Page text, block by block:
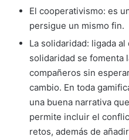
El cooperativismo: es
persigue un mismo fin.
La solidaridad: ligada
solidaridad se fomenta
compañeros sin
cambio. En toda
una buena narrativa
permite incluir el
retos, además de